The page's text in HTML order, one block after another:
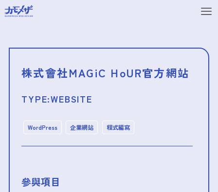
株式會社MAGiC HoUR官方網站
TYPE:WEBSITE
WordPress 企業網站 程式編寫
參與項目